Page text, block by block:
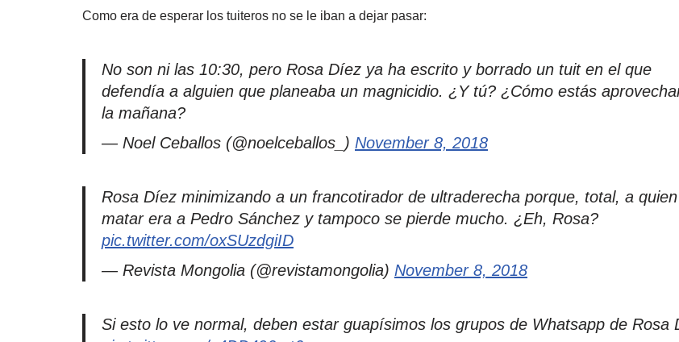
Como era de esperar los tuiteros no se le iban a dejar pasar:
No son ni las 10:30, pero Rosa Díez ya ha escrito y borrado un tuit en el que
defendía a alguien que planeaba un magnicidio. ¿Y tú? ¿Cómo estás
la mañana?
— Noel Ceballos (@noelceballos_) November 8, 2018
Rosa Díez minimizando a un francotirador de ultraderecha porque, total, a
matar era a Pedro Sánchez y tampoco se pierde mucho. ¿Eh, Rosa?
pic.twitter.com/oxSUzdgiID
— Revista Mongolia (@revistamongolia) November 8, 2018
Si esto lo ve normal, deben estar guapísimos los grupos de Whatsapp de Rosa